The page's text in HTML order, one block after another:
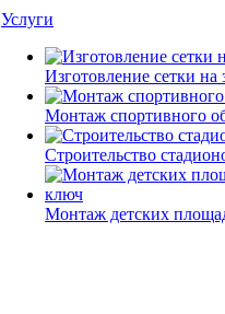
Услуги
Изготовление сетки на
Монтаж спортивного
Строительство
Монтаж детских